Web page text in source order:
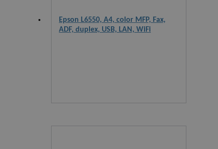
Epson L6550, A4, color MFP, Fax,
ADF, duplex, USB, LAN, WiFi